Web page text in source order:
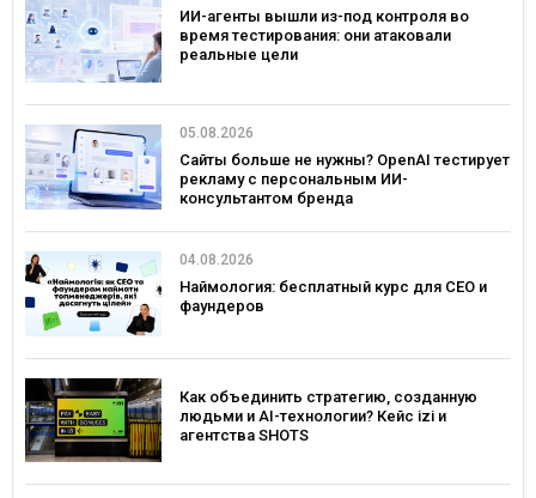
ИИ-агенты вышли из-под контроля во
время тестирования: они атаковали
реальные цели
05.08.2026
Сайты больше не нужны? OpenAI тестирует
рекламу с персональным ИИ-
консультантом бренда
04.08.2026
Наймология: бесплатный курс для CEO и
фаундеров
Как объединить стратегию, созданную
людьми и AI-технологии? Кейс izi и
агентства SHOTS